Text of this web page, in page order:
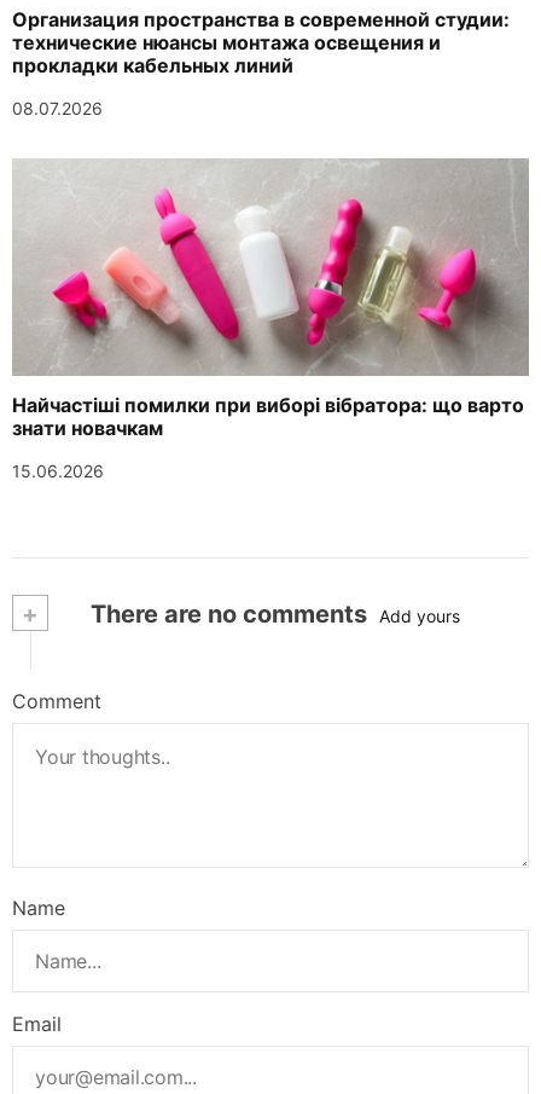
Организация пространства в современной студии:
технические нюансы монтажа освещения и
прокладки кабельных линий
08.07.2026
Найчастіші помилки при виборі вібратора: що варто
знати новачкам
15.06.2026
+ There are no comments Add yours
Comment
Name
Email